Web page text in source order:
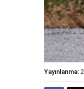
Yayınlanma: